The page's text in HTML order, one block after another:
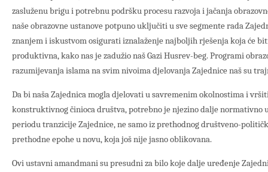
zasluženu brigu i potrebnu podršku procesu razvoja i jačanja
naše obrazovne ustanove potpuno uključiti u sve segmente rada
znanjem i iskustvom osigurati iznalaženje najboljih rješenja koja će
produktivna, kako nas je zadužio naš Gazi Husrev-beg. Programi
razumijevanja islama na svim nivoima djelovanja Zajednice naš su
Da bi naša Zajednica mogla djelovati u savremenim okolnostima i
konstruktivnog činioca društva, potrebno je njezino dalje normativno
periodu tranzicije Zajednice, ne samo iz prethodnog društveno-
prethodne epohe u novu, koja još nije jasno oblikovana.
Ovi ustavni amandmani su presudni za bilo koje dalje uređenje